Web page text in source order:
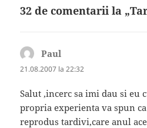
32 de comentarii la
Paul
21.08.2007 la 22:32
Salut ,incerc sa imi dau si eu
propria experienta va spun
reprodus tardivi,care anul